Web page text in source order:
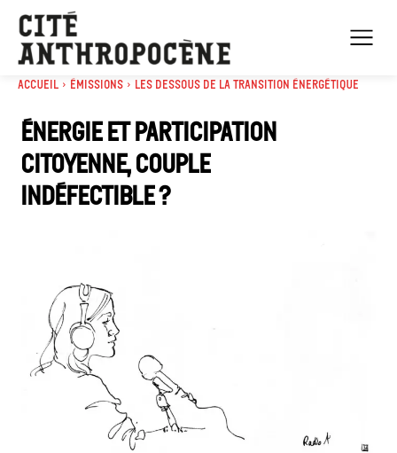
Accueil Émissions Les dessous de la transition énergétique
Énergie et participation
citoyenne, couple
indéfectible ?